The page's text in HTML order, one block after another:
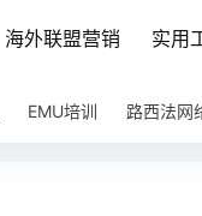
海外联盟营销 实用
EMU培训 路西法